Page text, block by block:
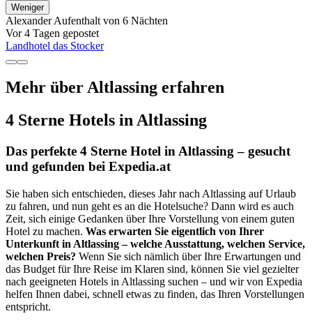
Weniger
AlexanderAufenthalt von 6 Nächten
Vor 4 Tagen gepostet
Landhotel das Stocker
Mehr über Altlassing erfahren
4 Sterne Hotels in Altlassing
Das perfekte 4 Sterne Hotel in Altlassing – gesucht
und gefunden bei Expedia.at
Sie haben sich entschieden, dieses Jahr nach Altlassing auf Urlaub
zu fahren, und nun geht es an die Hotelsuche? Dann wird es auch
Zeit, sich einige Gedanken über Ihre Vorstellung von einem guten
Hotel zu machen. Was erwarten Sie eigentlich von Ihrer
Unterkunft in Altlassing – welche Ausstattung, welchen Service,
welchen Preis? Wenn Sie sich nämlich über Ihre Erwartungen und
das Budget für Ihre Reise im Klaren sind, können Sie viel gezielter
nach geeigneten Hotels in Altlassing suchen – und wir von Expedia
helfen Ihnen dabei, schnell etwas zu finden, das Ihren Vorstellungen
entspricht.